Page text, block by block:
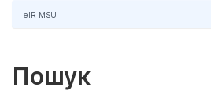
eIR MSU
Пошук